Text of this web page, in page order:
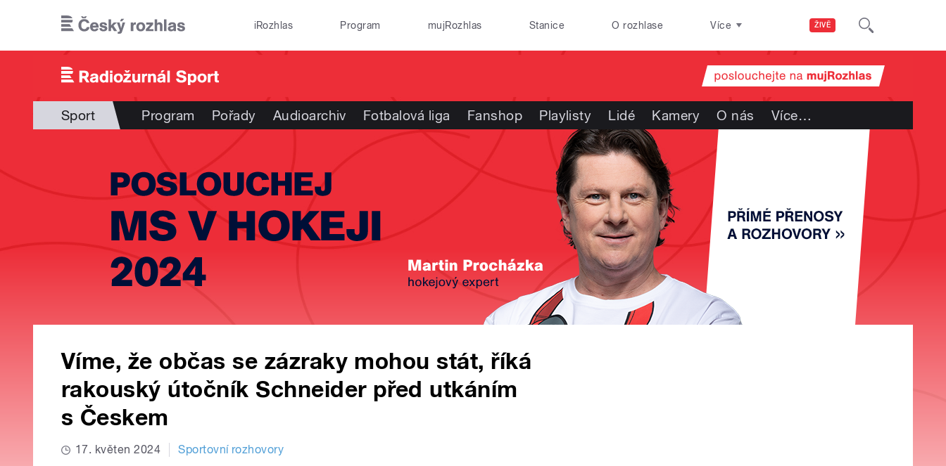
ŽIVĚ
iRozhlas Program mujRozhlas Stanice O rozhlase Více
Sport Program Pořady Audioarchiv Fotbalová liga Fanshop Playlisty Lidé Kamery O nás Více…
Víme, že občas se zázraky mohou stát, říká
rakouský útočník Schneider před utkáním
s Českem
17. květen 2024 Sportovní rozhovory